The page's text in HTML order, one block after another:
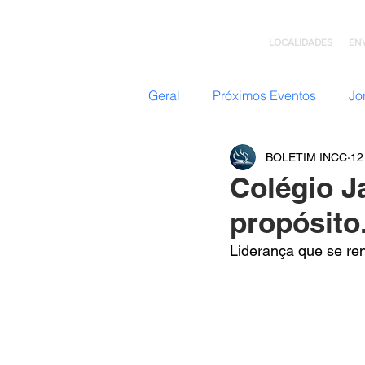
LOCALIDADES
Geral Próximos Eventos
Nazateen (Adolescentes)
GC: Grupo de
Colégio
BOLETIM INCC
Liderança que se